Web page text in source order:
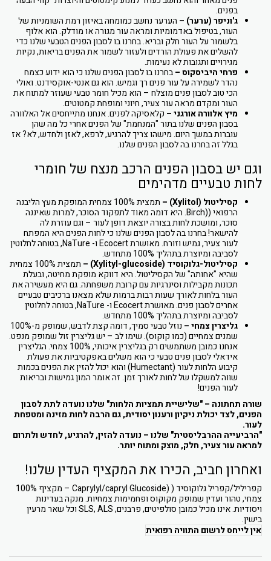
בפנים.
ג'וניפר (ערער) – הערער נחשב כמומחה באיזון רמת השומניות של
העור, בטיפול באדמומיות ומראה עור מגורה או מודלק. הוא אלוף
בלשמור על העור חלק ובריא. בחרנו בו לסבון הפנים הטבעי שלנו כדי
להשלים את פעולת הורדים ולעזור לשמור את הפנים בריאות, נקיות
מגירויים ותגובות לא נעימות.
פרחי היביסקוס –בחרנו בו לסבון הפנים שלנו כי הוא ידוע כצמח
נהדר לשמירה על עור פנים רך וגמיש. הוא גם אנטי-אוקסידנט. ואולי
הכי טוב לסבון פנים מוצלח – הוא מכיל חומר טבעי שעוזר למתוח את
העור ומקדם מראה עור צעיר, חיוני ומופחת קמטוטים.
מיץ אלוורה אורגני – קלאסיקה לפנים. אנחנו מתייחסים אל האלוורה
בסבון הפנים שלנו בתור "המנחמת" של הפנים אחרי כל מה שהן
עוברות במשך היום. מישהו צריך להרגיע, לרפא, לאזן ולחדש, לא? אז
בגלל זה בחרנו בה לסבון הפנים שלנו.
וגם יש בסבון הפנים הרכב מנצח של חומרי
לחות טבעיים מדהימים
קסיליטול (Xylitol) –
תמצית 100% צמחית המופקת מעץ הליבנה
הרפואי ((Birch. היא דומה מאוד לתפקוד הסוכר, למרות שאיננה
סוכר, ומושכת לחות בצורה יוצאת דופן לעור – וגם עוזרת לה
להישאר! בחרנו בה לסבון הפנים שלנו כי לחות הפנים היא המפתח
לעור צעיר, גמיש וזורח. מאושרת Ecocert ו- NaTure, בטוחה לחלוטין
לסביבה ומיוצרת בתהליך 100% מתחדש.
קסיליטול-גלוקוסיד (Xylityl-glucoside) –
תמצית 100% צמחית
שהיא "אחותה" של הקסיליטול. היא דווקא מופקת מחיטה, ובעלת
תכונות מקבילות וסינרגיות עם קרובת משפחתה. גם היא מעשירה את
העור בלחות לאורך שעות רבות ברמות שלא מצאנו ברכיבים טבעיים
אחרים לסבון פנים. מאושרת Ecocert ו- NaTure, בטוחה לחלוטין
לסביבה ומיוצרת בתהליך 100% מתחדש.
גליצרין צמחי –
נוזל טבעי סמיך, דומה קצת לדבש, שמופק מ-100%
שמנים צמחיים (כמו קוקוס). שימו לב – יש גליצרין זול שמופק מנפט.
אנחנו כמובן משתמשים רק בגליצרין איכותי, 100% צמחי. הגליצרין
אידאלי לסבון פנים טבעי כי הוא משלים באפקטיביות את פעולת
קיבוע הלחות לעור (Humectant) והוא יכול להזין את הפנים בכמות
שווה למשקלו של לחות לאורך זמן. זה אומר המון גמישות ובריאות
לעור הפנים!
שורה תחתונה – "שלישיית תמציות הלחות" שלנו נועדה לתת לסבון
הפנים, לצד יכולת ניקיון ורענון יסודית, גם הרבה לחות מזינה ומטפחת
לעור.
"הרביעייה ההרבליסטית" שלנו – נועדה להזין, להרגיע, לחדש ולתרום
למראה עור צעיר, חלק, מוצק ומתוח יותר.
ואחרון חביב, הכירו את המקציף העדין שלנו!
קפריליל/קפריל גלוקוסיד ( (Caprylyl/capryl Glucoside – מקציף 100%
צמחי, טהור ועדין שמופק מקוקוס ופחמימות צמחיות. מנקה בעדינות
ויסודיות. אינו מכיל כמובן סולפיטים, פרבנים, SLS, ALS וכל שאר מרעין
בישין.
אין לייחס לרשום התוויה רפואית